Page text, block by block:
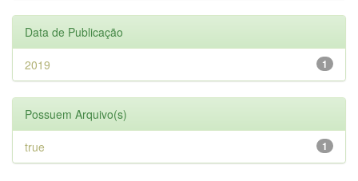
Data de Publicação
1
2019
Possuem Arquivo(s)
1
true